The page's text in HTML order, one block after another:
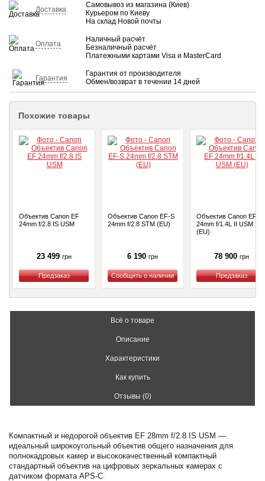
Доставка
Самовывоз из магазина (Киев)
Курьером по Киеву
На склад Новой почты
Оплата
Наличный расчёт
Безналичный расчёт
Платежными картами Visa и MasterCard
Гарантия
Гарантия от производителя
Обмен/возврат в течении 14 дней
Похожие товары
Объектив Сanon EF
24mm f/2.8 IS USM
23 499 грн
Купить
Объектив Canon EF-S
24mm f/2.8 STM (EU)
6 190 грн
Купить
Объектив Canon EF
24mm f/1.4L II USM
(EU)
78 900 грн
Купить
Всё о товаре
Описание
Характеристики
Как купить
Отзывы (0)
Компактный и недорогой объектив EF 28mm f/2.8 IS USM —
идеальный широкоугольный объектив общего назначения для
полнокадровых камер и высококачественный компактный
стандартный объектив на цифровых зеркальных камерах с
датчиком формата APS-C.